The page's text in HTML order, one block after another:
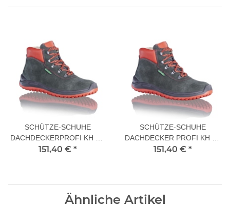
SCHÜTZE-SCHUHE
DACHDECKERPROFI KH O3
40 L
151,40 € *
SCHÜTZE-SCHUHE
DACHDECKER PROFI KH S3
40 L
151,40 € *
Ähnliche Artikel